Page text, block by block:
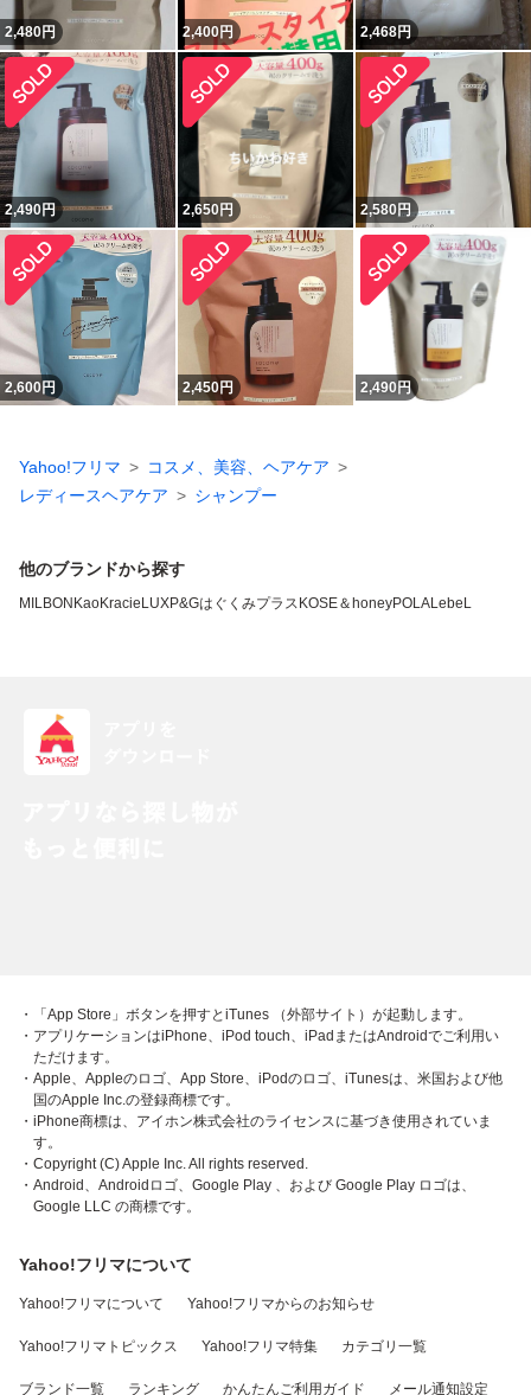
2,480円 2,400円 2,468円
2,490円 2,650円 2,580円
2,600円 2,450円 2,490 円
Yahoo!フリマ
コスメ、美容、ヘアケア
レディースヘアケア
シャンプー
他のブランドから探す
MILBON KaoKracie LUXP&Gはぐくみプラス KOSE＆honeyPOLALebeL
・「App Store」ボタンを押すとiTunes （外部サイト）が起動します。
・アプリケーションはiPhone、iPod touch、iPadまたはAndroidでご利用い
ただけます。
・Apple、Appleのロゴ、App Store、iPodのロゴ、iTunesは、米国および他
国のApple Inc.の登録商標です。
・iPhone商標は、アイホン株式会社のライセンスに基づき使用されていま
す。
・Copyright (C) Apple Inc. All rights reserved.
・Android、Androidロゴ、Google Play 、および Google Play ロゴは、
Google LLC の商標です。
Yahoo!フリマについて
Yahoo!フリマについて Yahoo!フリマからのお知らせ
Yahoo!フリマトピックス Yahoo!フリマ特集 カテゴリ一覧
ブランド一覧 ランキング かんたんご利用ガイド メール通知設定